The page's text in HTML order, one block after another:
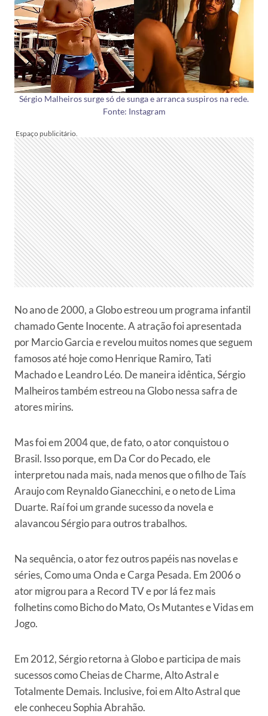
Sérgio Malheiros surge só de sunga e arranca suspiros na rede.
Fonte: Instagram
No ano de 2000, a Globo estreou um programa infantil
chamado Gente Inocente. A atração foi apresentada
por Marcio Garcia e revelou muitos nomes que seguem
famosos até hoje como Henrique Ramiro, Tati
Machado e Leandro Léo. De maneira idêntica, Sérgio
Malheiros também estreou na Globo nessa safra de
atores mirins.
Mas foi em 2004 que, de fato, o ator conquistou o
Brasil. Isso porque, em Da Cor do Pecado, ele
interpretou nada mais, nada menos que o filho de Taís
Araujo com Reynaldo Gianecchini, e o neto de Lima
Duarte. Raí foi um grande sucesso da novela e
alavancou Sérgio para outros trabalhos.
Na sequência, o ator fez outros papéis nas novelas e
séries, Como uma Onda e Carga Pesada. Em 2006 o
ator migrou para a Record TV e por lá fez mais
folhetins como Bicho do Mato, Os Mutantes e Vidas em
Jogo.
Em 2012, Sérgio retorna à Globo e participa de mais
sucessos como Cheias de Charme, Alto Astral e
Totalmente Demais. Inclusive, foi em Alto Astral que
ele conheceu Sophia Abrahão.